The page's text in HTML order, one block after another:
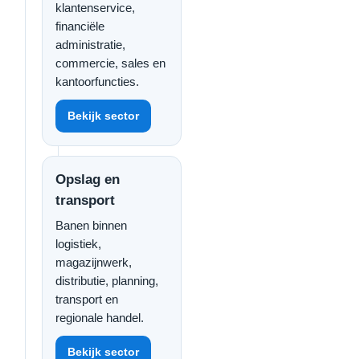
klantenservice,
financiële
administratie,
commercie, sales en
kantoorfuncties.
Bekijk sector
Opslag en
transport
Banen binnen
logistiek,
magazijnwerk,
distributie, planning,
transport en
regionale handel.
Bekijk sector